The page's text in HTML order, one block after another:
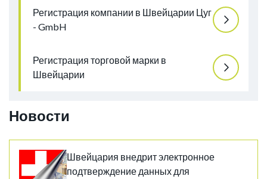
Регистрация компании в Швейцарии Цуг
- GmbH
Регистрация торговой марки в
Швейцарии
Новости
Швейцария внедрит электронное
подтверждение данных для